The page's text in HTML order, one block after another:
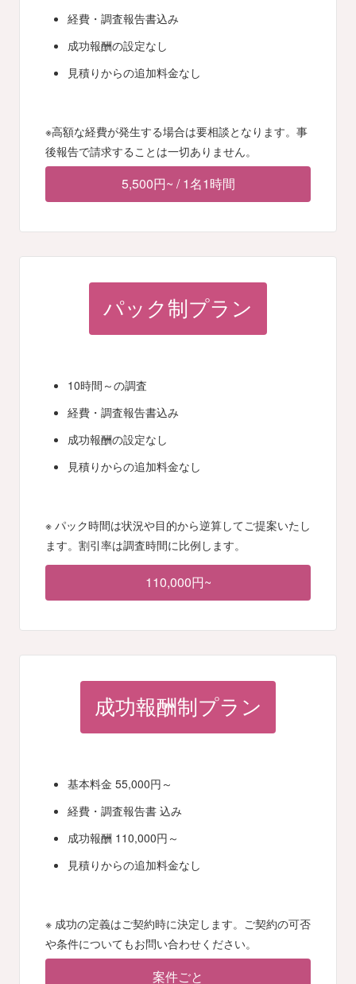
経費・調査報告書込み
成功報酬の設定なし
見積りからの追加料金なし
※高額な経費が発生する場合は要相談となります。事
後報告で請求することは一切ありません。
5,500円~ / 1名1時間
パック制プラン
10時間～の調査
経費・調査報告書込み
成功報酬の設定なし
見積りからの追加料金なし
※ パック時間は状況や目的から逆算してご提案いたし
ます。割引率は調査時間に比例します。
110,000円~
成功報酬制プラン
基本料金 55,000円～
経費・調査報告書 込み
成功報酬 110,000円～
見積りからの追加料金なし
※ 成功の定義はご契約時に決定します。ご契約の可否
や条件についてもお問い合わせください。
案件ごと